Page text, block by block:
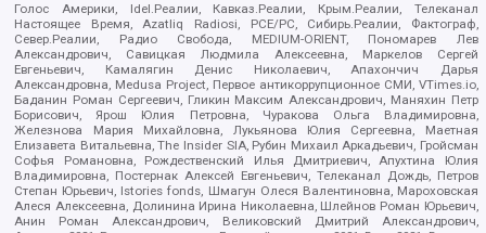
Голос Америки, Idel.Реалии, Кавказ.Реалии, Крым.Реалии, Телеканал
Настоящее Время, Azatliq Radiosi, PCE/PC, Сибирь.Реалии, Фактограф,
Север.Реалии, Радио Свобода, MEDIUM-ORIENT, Пономарев Лев
Александрович, Савицкая Людмила Алексеевна, Маркелов Сергей
Евгеньевич, Камалягин Денис Николаевич, Апахончич Дарья
Александровна, Medusa Project, Первое антикоррупционное СМИ, VTimes.io,
Баданин Роман Сергеевич, Гликин Максим Александрович, Маняхин Петр
Борисович, Ярош Юлия Петровна, Чуракова Ольга Владимировна,
Железнова Мария Михайловна, Лукьянова Юлия Сергеевна, Маетная
Елизавета Витальевна, The Insider SIA, Рубин Михаил Аркадьевич, Гройсман
Софья Романовна, Рождественский Илья Дмитриевич, Апухтина Юлия
Владимировна, Постернак Алексей Евгеньевич, Телеканал Дождь, Петров
Степан Юрьевич, Istories fonds, Шмагун Олеся Валентиновна, Мароховская
Алеся Алексеевна, Долинина Ирина Николаевна, Шлейнов Роман Юрьевич,
Анин Роман Александрович, Великовский Дмитрий Александрович,